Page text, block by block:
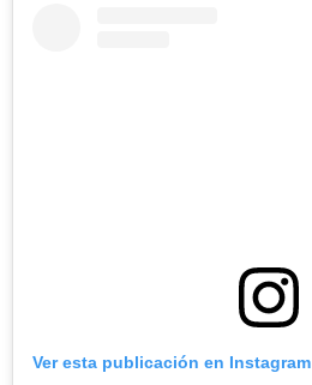
Ver esta publicación en Instagram